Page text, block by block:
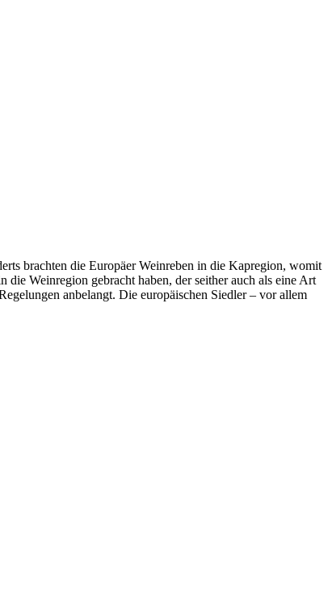
brachten die Europäer Weinreben in die Kapregion, womit
Weinregion gebracht haben, der seither auch als eine Art
anbelangt. Die europäischen Siedler – vor allem